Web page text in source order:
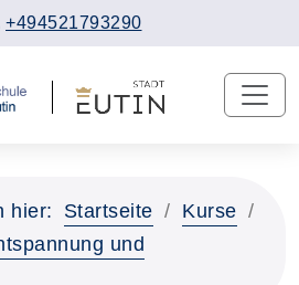
+494521793290
hier: Startseite
Kurse
und